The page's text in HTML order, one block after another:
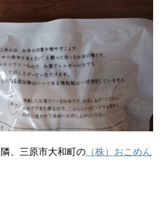
、三原市大和町の （株）おこめん